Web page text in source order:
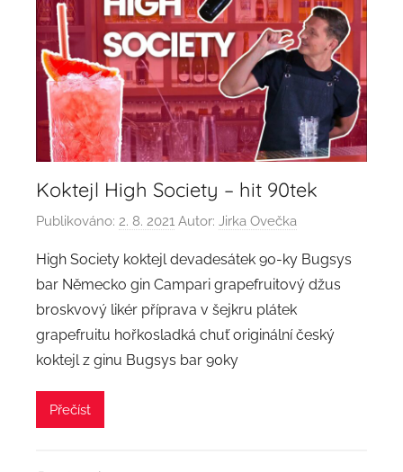
Koktejl High Society – hit 90tek
Publikováno: 2. 8. 2021 Autor: Jirka Ovečka
High Society koktejl devadesátek 90-ky Bugsys
bar Německo gin Campari grapefruitový džus
broskvový likér příprava v šejkru plátek
grapefruitu hořkosladká chuť originální český
koktejl z ginu Bugsys bar 90ky
Přečíst